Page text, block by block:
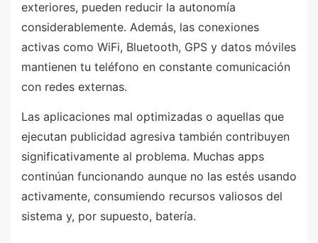
exteriores, pueden reducir la autonomía
considerablemente. Además, las conexiones
activas como WiFi, Bluetooth, GPS y datos móviles
mantienen tu teléfono en constante comunicación
con redes externas.
Las aplicaciones mal optimizadas o aquellas que
ejecutan publicidad agresiva también contribuyen
significativamente al problema. Muchas apps
continúan funcionando aunque no las estés usando
activamente, consumiendo recursos valiosos del
sistema y, por supuesto, batería.